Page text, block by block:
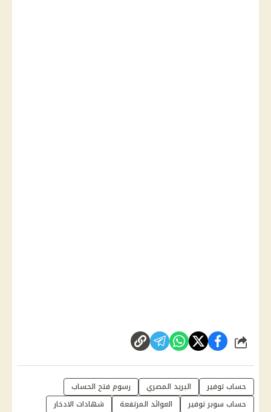
شارك
حساب توفير البريد المصري
رسوم فتح الحساب
حساب سوبر توفير
العوائد المرتفعة
شهادات الادخار